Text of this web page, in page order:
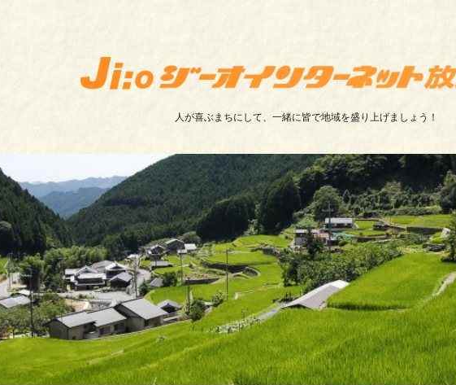
人が喜ぶまちにして、一緒に皆で地域を盛り上げましょう！